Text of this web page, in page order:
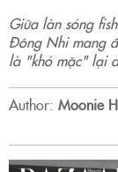
Giữa làn sóng
Đông Nhi mang
là "khó mặc" lại
Author: Moonie H